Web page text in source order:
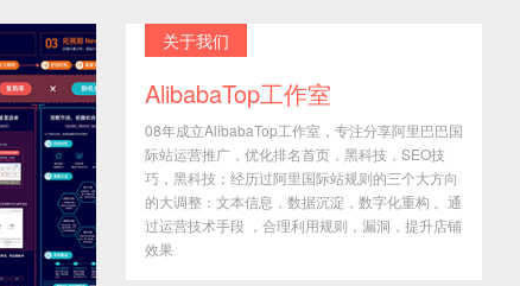
关于我们
AlibabaTop工作室
08年成立AlibabaTop工作室，专注分享阿里巴巴国
际站运营推广，优化排名首页，黑科技，SEO技
巧，黑科技；经历过阿里国际站规则的三个大方向
的大调整：文本信息，数据沉淀，数字化重构 。通
过运营技术手段 ，合理利用规则，漏洞，提升店铺
效果